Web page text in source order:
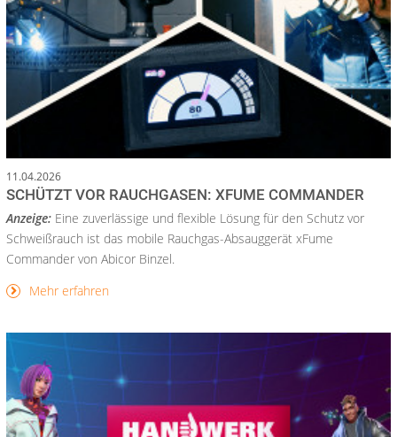
11.04.2026
SCHÜTZT VOR RAUCHGASEN: XFUME COMMANDER
Anzeige: Eine zuverlässige und flexible Lösung für den Schutz vor
Schweißrauch ist das mobile Rauchgas-Absauggerät xFume
Commander von Abicor Binzel.
Mehr erfahren